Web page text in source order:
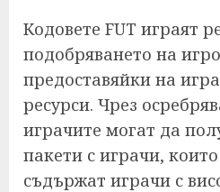
Кодовете FUT играят
подобряването на
предоставяйки на
ресурси. Чрез
играчите могат да
пакети с играчи,
съдържат играчи с